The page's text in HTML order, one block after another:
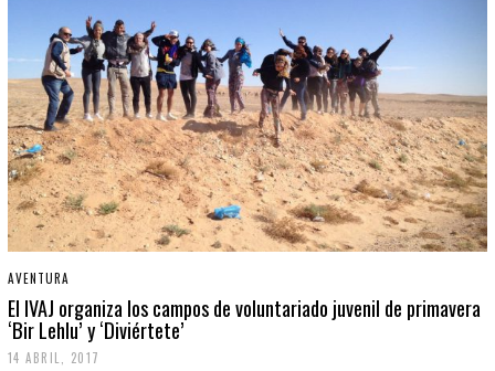
AVENTURA
El IVAJ organiza los campos de voluntariado juvenil de primavera
‘Bir Lehlu’ y ‘Diviértete’
14 ABRIL, 2017